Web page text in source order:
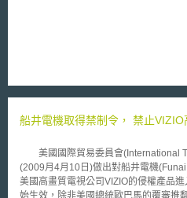
船井電機取得禁制令， 禁止VIZIO
美國國際貿易委員會(International
(2009月4月10日)做出對船井電機
美國高畫質電視公司VIZIO的侵權產品